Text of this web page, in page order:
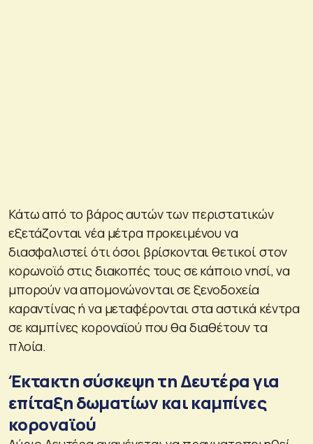
Κάτω από το βάρος αυτών των περιστατικών
εξετάζονται νέα μέτρα προκειμένου να
διασφαλιστεί ότι όσοι βρίσκονται θετικοί στον
κορωνοϊό στις διακοπές τους σε κάποιο νησί, να
μπορούν να απομονώνονται σε ξενοδοχεία
καραντίνας ή να μεταφέρονται στα αστικά κέντρα
σε καμπίνες κοροναϊού που θα διαθέτουν τα
πλοία.
Έκτακτη σύσκεψη τη Δευτέρα για
επίταξη δωματίων και καμπίνες
κοροναϊού